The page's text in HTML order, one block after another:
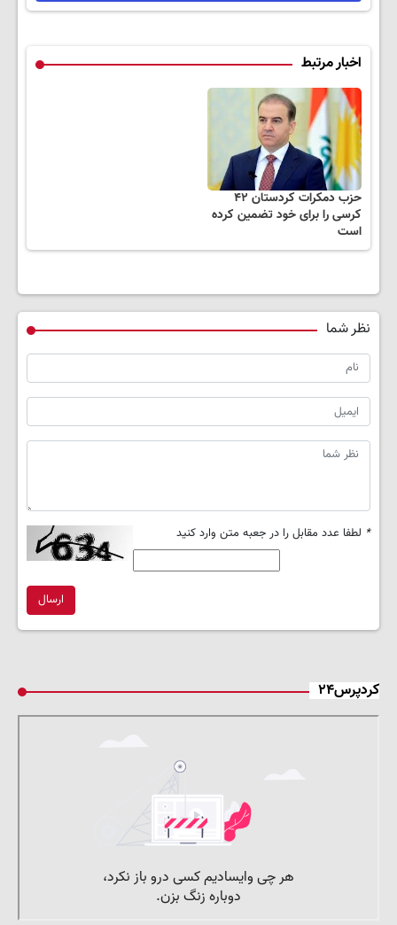
اخبار مرتبط
حزب دمکرات کردستان ۴۲
کرسی را برای خود تضمین کرده
است
نظر شما
* لطفا عدد مقابل را در جعبه متن وارد کنید
ارسال
کردپرس۲۴